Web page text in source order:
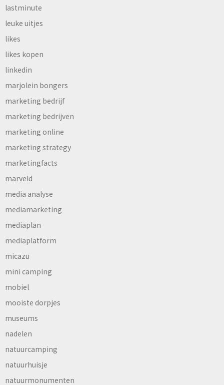
lastminute
leuke uitjes
likes
likes kopen
linkedin
marjolein bongers
marketing bedrijf
marketing bedrijven
marketing online
marketing strategy
marketingfacts
marveld
media analyse
mediamarketing
mediaplan
mediaplatform
micazu
mini camping
mobiel
mooiste dorpjes
museums
nadelen
natuurcamping
natuurhuisje
natuurmonumenten